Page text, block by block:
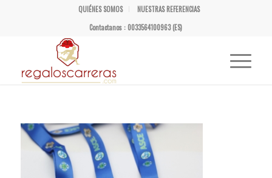
QUIÉNES SOMOS
NUESTRAS REFERENCIAS
Contactanos : 0033564100963 (ES)